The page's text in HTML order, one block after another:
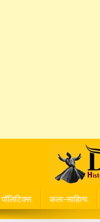
पॉलिटिक्स. कला-साहित्य.